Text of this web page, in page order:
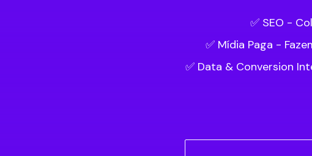
✅ SEO -
✅ Mídia Paga -
✅ Data & Conversion